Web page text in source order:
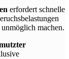
erfordert schnelle
machen.